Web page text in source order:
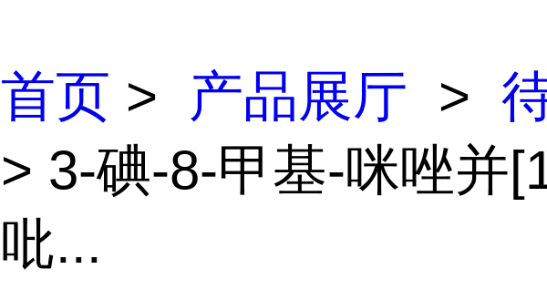
首页 > 产品展厅 >
> 3-碘-8-甲基-咪唑并
吡...